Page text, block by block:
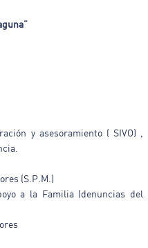
y asesoramiento ( SIVO) ,
(S.P.M.)
a la Familia (denuncias del